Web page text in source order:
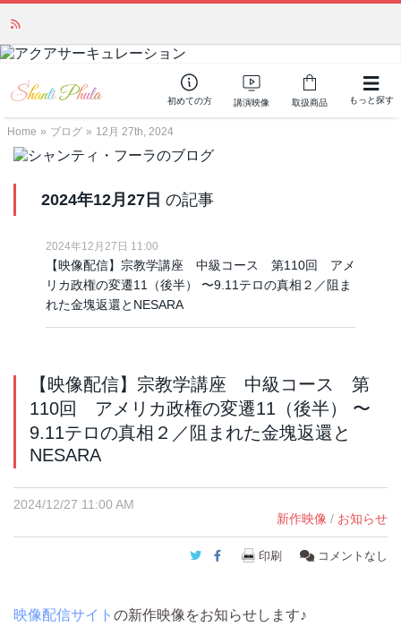
初めての方 講演映像 取扱商品 もっと探す
Home » ブログ » 12月 27th, 2024
2024年12月27日 の記事
2024年12月27日 11:00
【映像配信】宗教学講座 中級コース 第110回 アメ
リカ政権の変遷11（後半） 〜9.11テロの真相２／阻ま
れた金塊返還とNESARA
【映像配信】宗教学講座 中級コース 第
110回 アメリカ政権の変遷11（後半） 〜
9.11テロの真相２／阻まれた金塊返還と
NESARA
2024/12/27 11:00 AM
新作映像 / お知らせ
Twitter
Facebook
印刷 コメントなし
映像配信サイト の新作映像をお知らせします♪